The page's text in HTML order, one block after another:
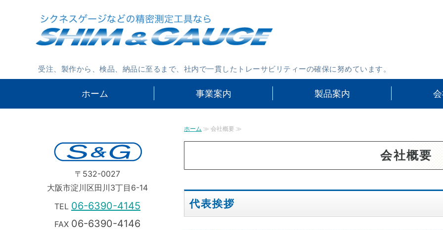
受注、製作から、検品、納品に至るまで、社内で一貫したトレーサビリティーの確保に努めています。
ホーム 事業案内 製品案内
ホーム ≫ 会社概要 ≫
会社概要
代表挨拶
〒532-0027
大阪市淀川区田川3丁目6-14
TEL 06-6390-4145
FAX 06-6390-4146